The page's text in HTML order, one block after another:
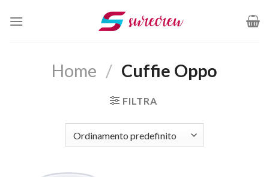
Home / Cuffie Oppo
FILTRA